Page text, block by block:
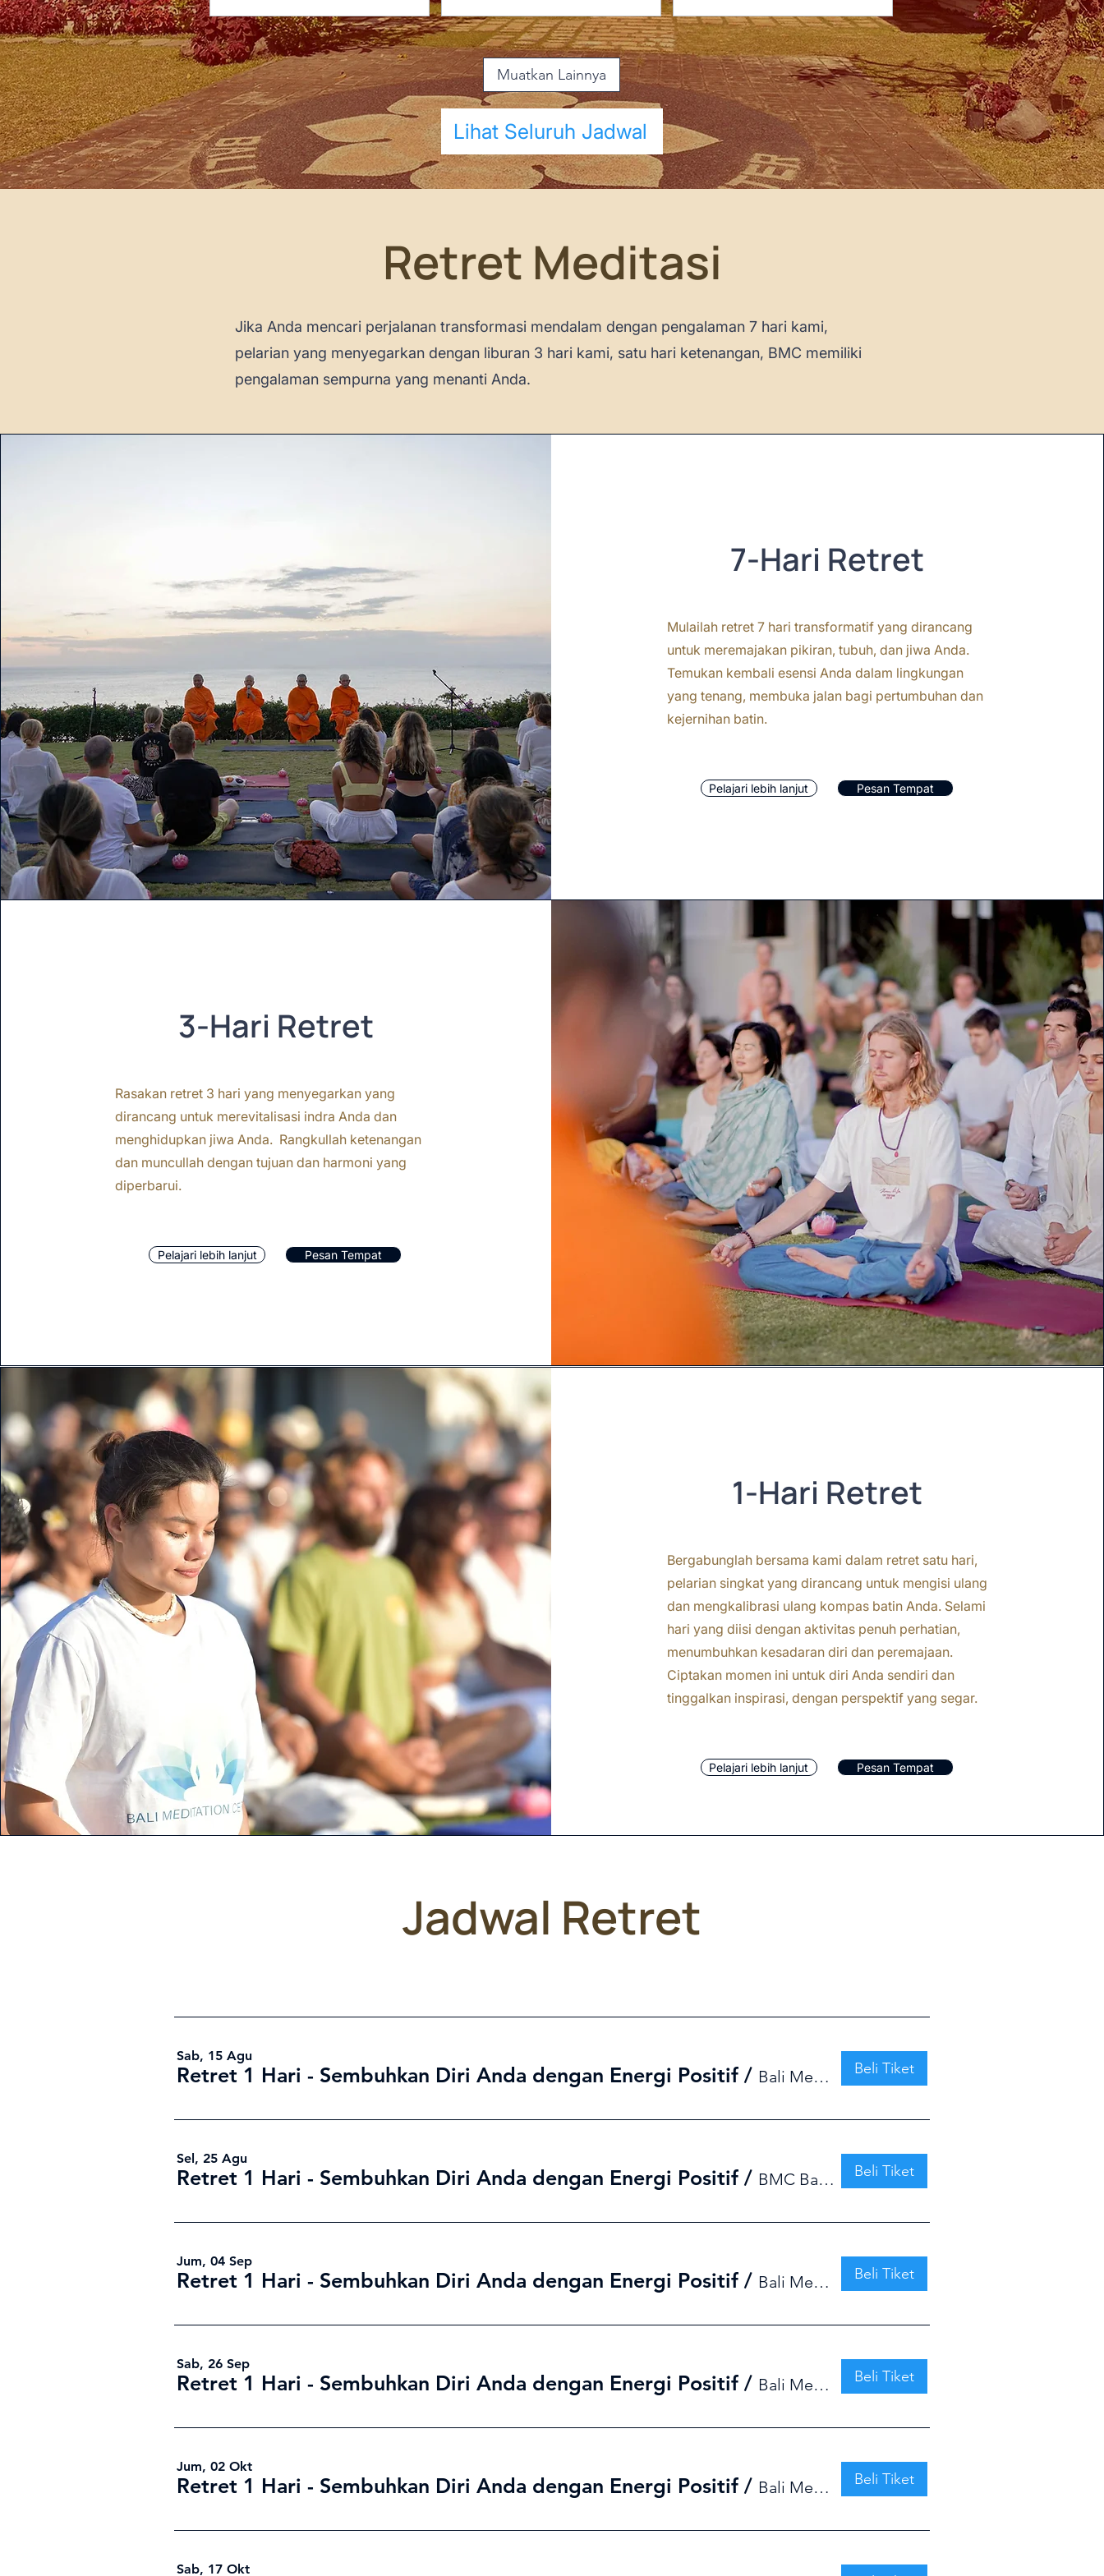
Muatkan Lainnya
Lihat Seluruh Jadwal
Retret Meditasi
Jika Anda mencari perjalanan transformasi mendalam dengan pengalaman 7 hari kami,
pelarian yang menyegarkan dengan liburan 3 hari kami, satu hari ketenangan, BMC memiliki
pengalaman sempurna yang menanti Anda.
7-Hari Retret
Mulailah retret 7 hari transformatif yang dirancang
untuk meremajakan pikiran, tubuh, dan jiwa Anda.
Temukan kembali esensi Anda dalam lingkungan
yang tenang, membuka jalan bagi pertumbuhan dan
kejernihan batin.
Pelajari lebih lanjut Pesan Tempat
3-Hari Retret
Rasakan retret 3 hari yang menyegarkan yang
dirancang untuk merevitalisasi indra Anda dan
menghidupkan jiwa Anda. Rangkullah ketenangan
dan muncullah dengan tujuan dan harmoni yang
diperbarui.
Pelajari lebih lanjut Pesan Tempat
1-Hari Retret
Bergabunglah bersama kami dalam retret satu hari,
pelarian singkat yang dirancang untuk mengisi ulang
dan mengkalibrasi ulang kompas batin Anda. Selami
hari yang diisi dengan aktivitas penuh perhatian,
menumbuhkan kesadaran diri dan peremajaan.
Ciptakan momen ini untuk diri Anda sendiri dan
tinggalkan inspirasi, dengan perspektif yang segar.
Pelajari lebih lanjut Pesan Tempat
Jadwal Retret
Sab, 15 Agu
Retret 1 Hari - Sembuhkan Diri Anda dengan Energi Positif / Bali Meditation Center (BMC) Beli Tiket
Sel, 25 Agu
Retret 1 Hari - Sembuhkan Diri Anda dengan Energi Positif / BMC Bali Meditation Center Beli Tiket
Jum, 04 Sep
Retret 1 Hari - Sembuhkan Diri Anda dengan Energi Positif / Bali Meditation Center (BMC) Beli Tiket
Sab, 26 Sep
Retret 1 Hari - Sembuhkan Diri Anda dengan Energi Positif / Bali Meditation Center (BMC) Beli Tiket
Jum, 02 Okt
Retret 1 Hari - Sembuhkan Diri Anda dengan Energi Positif / Bali Meditation Center (BMC) Beli Tiket
Sab, 17 Okt